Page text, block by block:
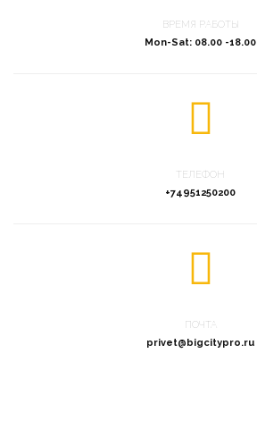
ВРЕМЯ РАБОТЫ
Mon-Sat: 08.00 -18.00
ТЕЛЕФОН
+74951250200
ПОЧТА
privet@bigcitypro.ru